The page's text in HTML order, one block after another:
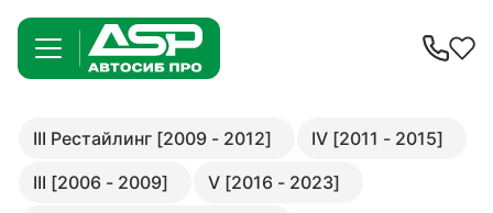
III Рестайлинг [2009 - 2012]
IV [2011 - 2015]
III [2006 - 2009]
V [2016 - 2023]